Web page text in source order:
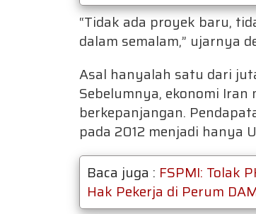
“Tidak ada proyek baru,
dalam semalam,” ujarnya
Asal hanyalah satu dari
Sebelumnya, ekonomi
berkepanjangan.
pada 2012 menjadi hanya
Baca juga : FSPMI: Tolak
Hak Pekerja di Perum